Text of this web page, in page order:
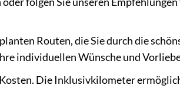
Routen, die Sie durch die
individuellen Wünsche und
Die Inklusivkilometer